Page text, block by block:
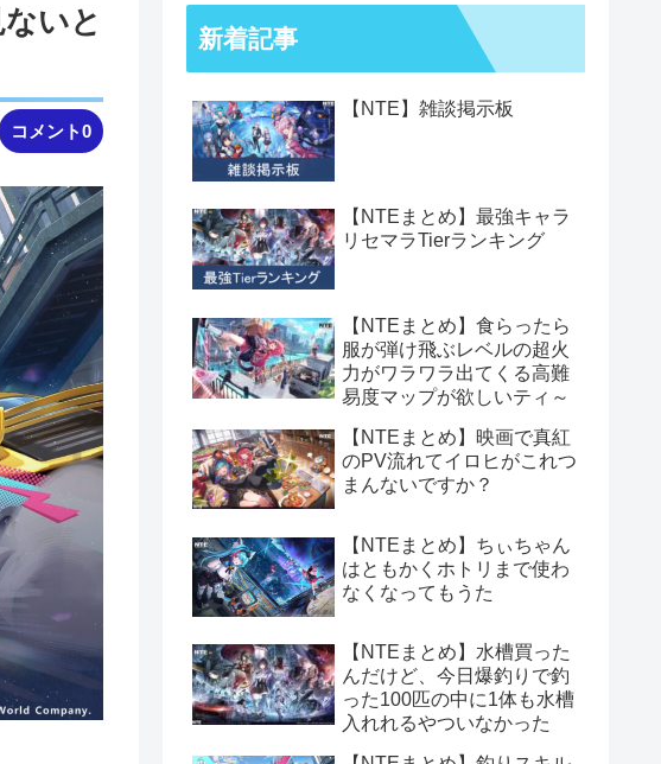
いと
コメント0
新着記事
【NTE】雑談掲示板
【NTEまとめ】最強キャラ
リセマラTierランキング
【NTEまとめ】食らったら
服が弾け飛ぶレベルの超火
力がワラワラ出てくる高難
易度マップが欲しいティ～
【NTEまとめ】映画で真紅
のPV流れてイロヒがこれつ
まんないですか？
【NTEまとめ】ちぃちゃん
はともかくホトリまで使わ
なくなってもうた
【NTEまとめ】水槽買った
んだけど、今日爆釣りで釣
った100匹の中に1体も水槽
入れれるやついなかった